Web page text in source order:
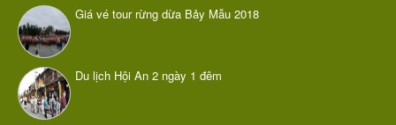
Giá vé tour rừng dừa Bảy Mẫu 2018
Du lịch Hội An 2 ngày 1 đêm